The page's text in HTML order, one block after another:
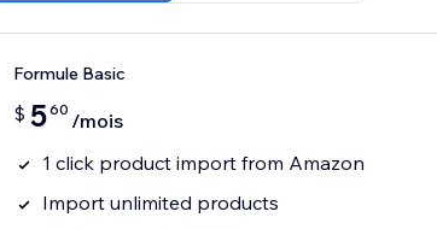
Formule Basic
$ 560 /mois
1 click product import from Amazon
Import unlimited products